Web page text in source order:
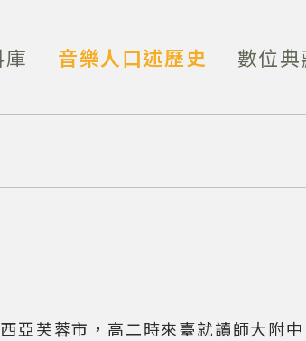
音樂人口述歷史 數位典
亞芙蓉市，高二時來臺就讀師大附